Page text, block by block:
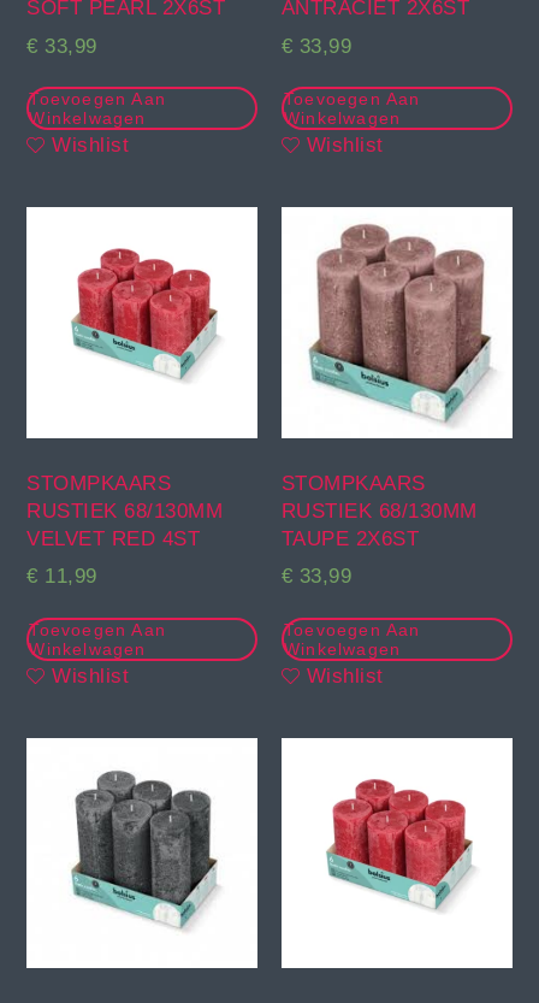
SOFT PEARL 2X6ST
€ 33,99
Toevoegen Aan
Winkelwagen
Wishlist
ANTRACIET 2X6ST
€ 33,99
Toevoegen Aan
Winkelwagen
Wishlist
STOMPKAARS
RUSTIEK 68/130MM
VELVET RED 4ST
€ 11,99
Toevoegen Aan
Winkelwagen
Wishlist
STOMPKAARS
RUSTIEK 68/130MM
TAUPE 2X6ST
€ 33,99
Toevoegen Aan
Winkelwagen
Wishlist